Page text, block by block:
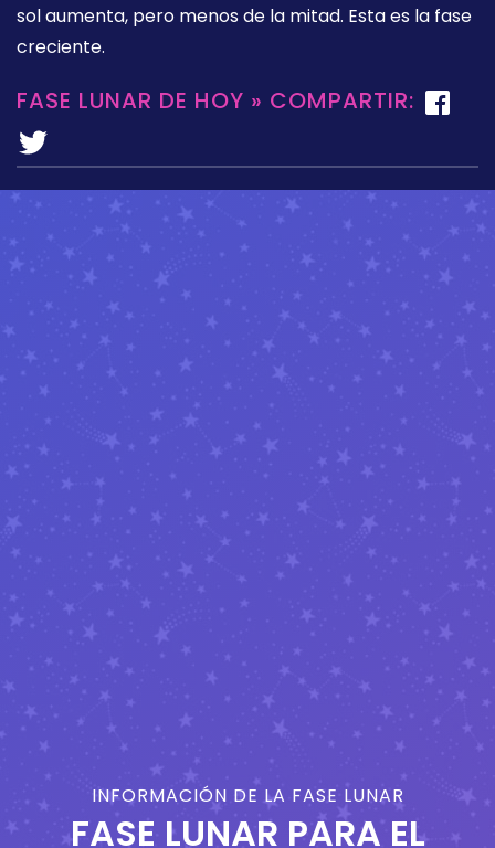
sol aumenta, pero menos de la mitad. Esta es la fase
creciente.
FASE LUNAR DE HOY » COMPARTIR:
INFORMACIÓN DE LA FASE LUNAR
FASE LUNAR PARA EL